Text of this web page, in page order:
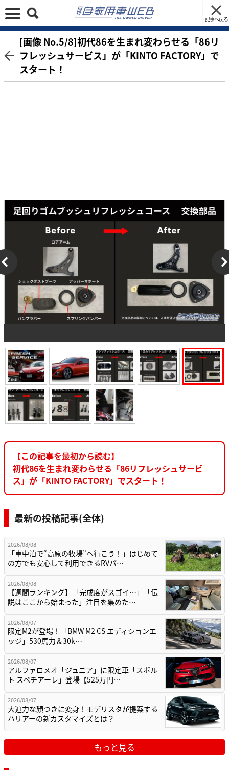
記事へ戻る
[画像 No.5/8]初代86を生まれ変わらせる「86リ
フレッシュサービス」が「KINTO FACTORY」で
スタート！
【この記事を最初から読む】
初代86を生まれ変わらせる「86リフレッシュサービ
ス」が「KINTO FACTORY」でスタート！
最新の投稿記事(全体)
2026/08/08
「車中泊で“高原の牧場”へ行こう！」はじめて
の方でも安心して利用できるRVパ…
2026/08/08
【週間ランキング】「完成度がスゴイ…」「伝
説はここから始まった」注目を集めた…
2026/08/07
限定M2が登場！「BMW M2 CS エディションエ
ッジ」530馬力＆30k…
2026/08/07
アルファロメオ「ジュニア」に限定車「スポル
ト スペチアーレ」登場【525万円…
2026/08/07
大迫力な顔つきに変身！モデリスタが提案する
ハリアーの新カスタマイズとは？
もっと見る